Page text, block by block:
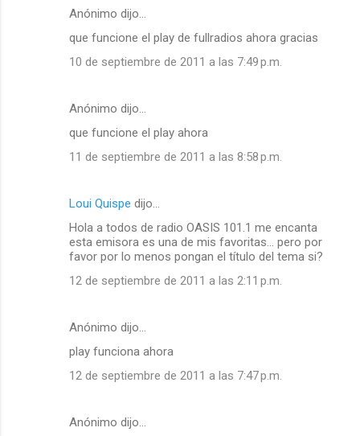
Anónimo dijo…
que funcione el play de fullradios ahora gracias
10 de septiembre de 2011 a las 7:49 p.m.
Anónimo dijo…
que funcione el play ahora
11 de septiembre de 2011 a las 8:58 p.m.
Loui Quispe dijo…
Hola a todos de radio OASIS 101.1 me encanta
esta emisora es una de mis favoritas... pero por
favor por lo menos pongan el título del tema si?
12 de septiembre de 2011 a las 2:11 p.m.
Anónimo dijo…
play funciona ahora
12 de septiembre de 2011 a las 7:47 p.m.
Anónimo dijo…